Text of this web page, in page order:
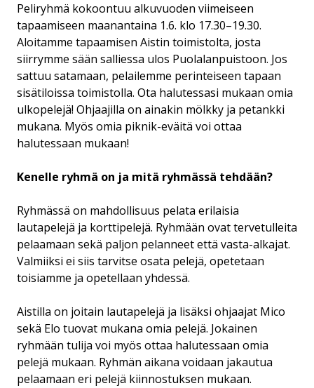
Peliryhmä kokoontuu alkuvuoden viimeiseen
tapaamiseen maanantaina 1.6. klo 17.30–19.30.
Aloitamme tapaamisen Aistin toimistolta, josta
siirrymme sään salliessa ulos Puolalanpuistoon. Jos
sattuu satamaan, pelailemme perinteiseen tapaan
sisätiloissa toimistolla. Ota halutessasi mukaan omia
ulkopelejä! Ohjaajilla on ainakin mölkky ja petankki
mukana. Myös omia piknik-eväitä voi ottaa
halutessaan mukaan!
Kenelle ryhmä on ja mitä ryhmässä tehdään?
Ryhmässä on mahdollisuus pelata erilaisia
lautapelejä ja korttipelejä. Ryhmään ovat tervetulleita
pelaamaan sekä paljon pelanneet että vasta-alkajat.
Valmiiksi ei siis tarvitse osata pelejä, opetetaan
toisiamme ja opetellaan yhdessä.
Aistilla on joitain lautapelejä ja lisäksi ohjaajat Mico
sekä Elo tuovat mukana omia pelejä. Jokainen
ryhmään tulija voi myös ottaa halutessaan omia
pelejä mukaan. Ryhmän aikana voidaan jakautua
pelaamaan eri pelejä kiinnostuksen mukaan.